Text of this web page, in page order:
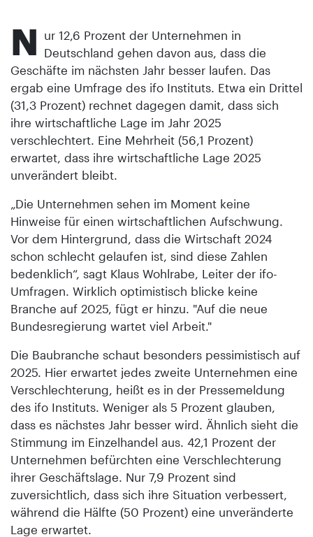
N ur 12,6 Prozent der Unternehmen in
Deutschland gehen davon aus, dass die
Geschäfte im nächsten Jahr besser laufen. Das
ergab eine Umfrage des ifo Instituts. Etwa ein Drittel
(31,3 Prozent) rechnet dagegen damit, dass sich
ihre wirtschaftliche Lage im Jahr 2025
verschlechtert. Eine Mehrheit (56,1 Prozent)
erwartet, dass ihre wirtschaftliche Lage 2025
unverändert bleibt.
„Die Unternehmen sehen im Moment keine
Hinweise für einen wirtschaftlichen Aufschwung.
Vor dem Hintergrund, dass die Wirtschaft 2024
schon schlecht gelaufen ist, sind diese Zahlen
bedenklich“, sagt Klaus Wohlrabe, Leiter der ifo-
Umfragen. Wirklich optimistisch blicke keine
Branche auf 2025, fügt er hinzu. "Auf die neue
Bundesregierung wartet viel Arbeit."
Die Baubranche schaut besonders pessimistisch auf
2025. Hier erwartet jedes zweite Unternehmen eine
Verschlechterung, heißt es in der Pressemeldung
des ifo Instituts. Weniger als 5 Prozent glauben,
dass es nächstes Jahr besser wird. Ähnlich sieht die
Stimmung im Einzelhandel aus. 42,1 Prozent der
Unternehmen befürchten eine Verschlechterung
ihrer Geschäftslage. Nur 7,9 Prozent sind
zuversichtlich, dass sich ihre Situation verbessert,
während die Hälfte (50 Prozent) eine unveränderte
Lage erwartet.